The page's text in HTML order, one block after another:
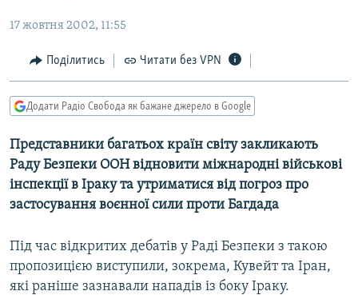
СВІТ
КИТАЙ.ВИКЛИКИ
МУЛЬТИМЕДІА
СПЕЦПРОЄКТИ
ПОДКАСТИ
РУС
УКР
17 жовтня 2002, 11:55
Поділитись Читати без VPN
Додати Радіо Свобода як бажане джерело в Google
Представники багатьох країн світу закликають
Раду Безпеки ООН відновити міжнародні військові
інспекції в Іраку та утриматися від погроз про
застосування воєнної сили проти Багдада
Під час відкритих дебатів у Раді Безпеки з такою
пропозицією виступили, зокрема, Кувейт та Іран,
які раніше зазнавали нападів із боку Іраку.